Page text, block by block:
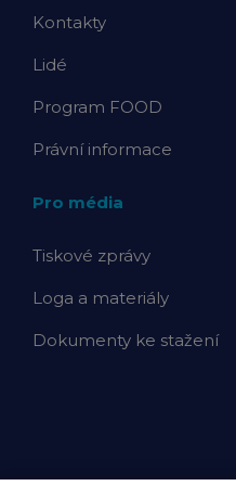
Kontakty
Lidé
Program FOOD
Právní informace
Pro média
Tiskové zprávy
Loga a materiály
Dokumenty ke stažení